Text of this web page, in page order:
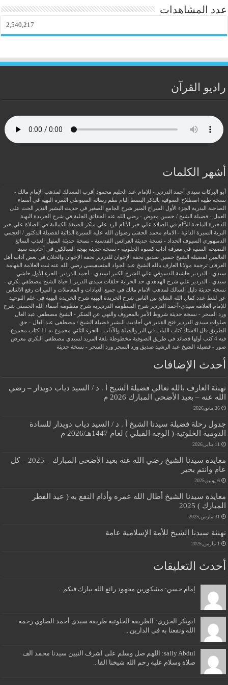
عدد المشاهدات
2,540,217
راديو القرآن
أشهر الكلمات
أبو البركات سيدي أحمد الدردير - للإمام عبد الحليم محمود
أقرب المسالك لمذهب الإمام مالك -
نسخة طيبة اصطلاح الصوفية بالذكر البسط التام نظم رسالة السيوطي
الثمرة البهية في أسماء
الصاحبة البدرية
الجزء الأول السراج المنير شرح الجامع الصغير في حديث البشير النذير
الحث على
العمل - فضيلة الشيخ / حسين معوض - رضي الله عنه
الحقائق الجلية في شرح الخريدة البهية
الذخيرة الماحية للآثام في الصلاة علي خير الأنام
الرد علي منكر الصيغة الكمالية في الصلاة علي خير
البرية
السيرة الذاتية - الامام محمد الحفنى رضوان الله عليه
السيرة الذاتية لفضيلة الدكتور / العجمي
الدمنهوري
السيوف الحداد - نسخة حديثة العرائس القدسية - نسخة حديثة
المنهل العذب السائغ
النصيحة السنية في معرفة آداب كسوة الخلوتية - نسخة حديثة بهجة السالكين في أحاديث سيد
العالمين لفضيلة الشيخ حسين صديق
تحفة الإخوان للدردير تحفة الإخوان والخلان في بعض آداب أهل
العرفان ترجمة مولانا العارف بالله الشيخ عبد الجواد المنسفيسى رضي الله عنه ثبت العلامة الفهامة
سيدي - الدردير
حاشية الدسوقي علي الشرح الكبير لسيدي - أحمد الدردير- الجزء الأول حاشي
سيدي - الدردير علي شرح الهدهدي حد الحرابة حلقات سيدى الدرير 1
حياة الشيخ مصطفي بكري -
نسخة حديثة دليل السالك لمذهب الامام مالك في جميع العبادات و المعاملات و الميراث رفع الالتباس
عن لفظ عدد كمال الله الشائع بين الناس شرح الخريدة البهية شرح الخريدة البهية في علم التوحيد
للإمام العلامة سيدي-أحمد الدردير شرح المنظومة الدرديرية شرح منظومة أسماء الله الحسنى شرح
ورد السحر - نسخة حديثة شروط الأمر بالمعروف والنهي عن المنكر - الشيخ مصطفي عبد العال
صلوات سيدى الدردير فتح القدير في أحاديث البشير فضيلة الشيخ / مصطفى عبد العال - حق
الطريق
قال الاستاذ كتاب اللباب في البر والصلة والآداب - الجزء الثاني مجموع به 11 كتاب
مجموع
فيه 4 كتب أولها قصائد في طريق الصوفية
مخطوطة بلغة المريد لسيدي مصطفي البكري معرض
صور - فضيلة الشيخ عبد الرشيد صديق
ورد السحر ورد السحر - نسخة حديثة
أحدث الإضافات
تهنئة العارف بالله تعالي فضيلة الشيخ أ . د / السيد دياب دويدار – رضي
الله عنه – بعيد الأضحى المبارك 2026 م
26 مايو,2026
جدول رحلة فضيلة سيدنا الشيخ أ . د / السيد دياب دويدار للسادة
الدومية الخلوتية ( الوجه القبلي ) لعام 1447هـ/2026 م
11 يناير,2026
معايدة سيدنا الشيخ رضي الله عنه بعيد الأضحى المبارك – 2025 – كل
عام وانتم بخير
6 يونيو,2025
معايدة سيدنا الشيخ أطال الله عمره وأدام النفع به ( عيد الفطر
المبارك ) 2025
31 مارس,2025
تهنئة سيدنا الشيخ للأمة الإسلامية عامة
1 مارس,2025
أحدث التعليقات
إمام حسن: مشكورين مجهود رائع الله يبارك فيكم...
ابوبكر الجزري: الطريقة الخلوتية طريقة سيدي أحمد الصاوي رحمه
الله ونفعنا به في الدارين...
sally Abdul: اللهم صل وسلم على اشرف النيين سيدنا محمد الف
صلاة وسلام عليه رحم الله شيخنا الفا...